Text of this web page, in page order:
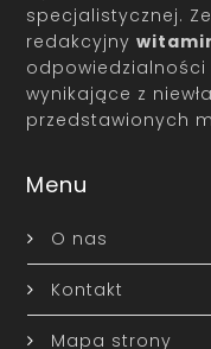
specjalistycznej.
redakcyjny
odpowiedzialności
wynikające z
przedstawionych
Menu
O nas
Kontakt
Mapa strony